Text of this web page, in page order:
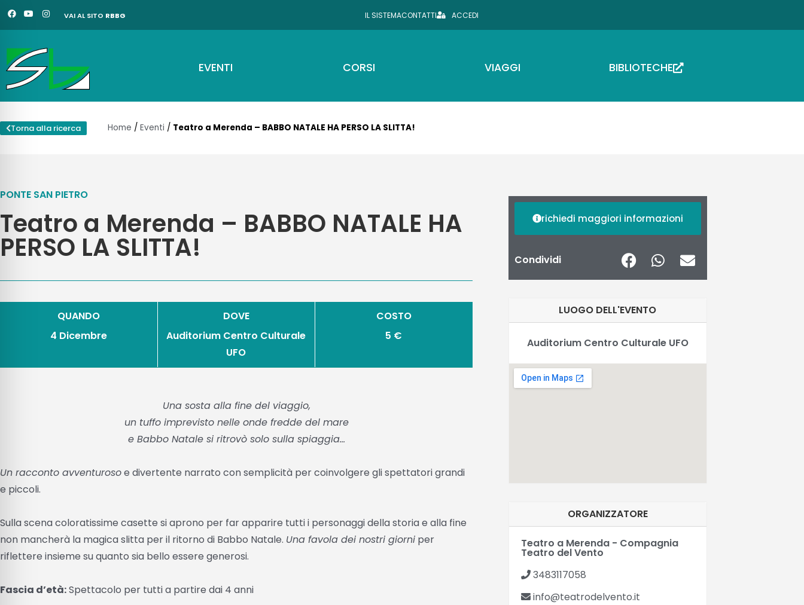
VaiF
a
c
o
o
k
Y
o
u
b
e
I
n
s
g
a
VAI AL SITO RBBG IL SISTEMACONTATTI ACCEDI
EVENTI CORSI VIAGGI BIBLIOTECHE
Torna alla ricerca Home / Eventi / Teatro a Merenda – BABBO NATALE HA PERSO LA SLITTA!
PONTE SAN PIETRO
Teatro a Merenda – BABBO NATALE HA
PERSO LA SLITTA!
QUANDO
4 Dicembre
DOVE
Auditorium Centro Culturale
UFO
COSTO
5 €
Una sosta alla fine del viaggio,
un tuffo imprevisto nelle onde fredde del mare
e Babbo Natale si ritrovò solo sulla spiaggia…
Un racconto avventurosoe divertente narrato con semplicità per coinvolgere gli spettatori grandi
e piccoli.
Sulla scena coloratissime casette si aprono per far apparire tutti i personaggi della storia e alla fine
non mancherà la magica slitta per il ritorno di Babbo Natale. Una favola dei nostri giorni per
riflettere insieme su quanto sia bello essere generosi.
Fascia d’età:Spettacolo per tutti a partire dai 4 anni
richiedi maggiori informazioni
Condividi
LUOGO DELL'EVENTO
Auditorium Centro Culturale UFO
ORGANIZZATORE
Teatro a Merenda - Compagnia
Teatro del Vento
3483117058
info@teatrodelvento.it